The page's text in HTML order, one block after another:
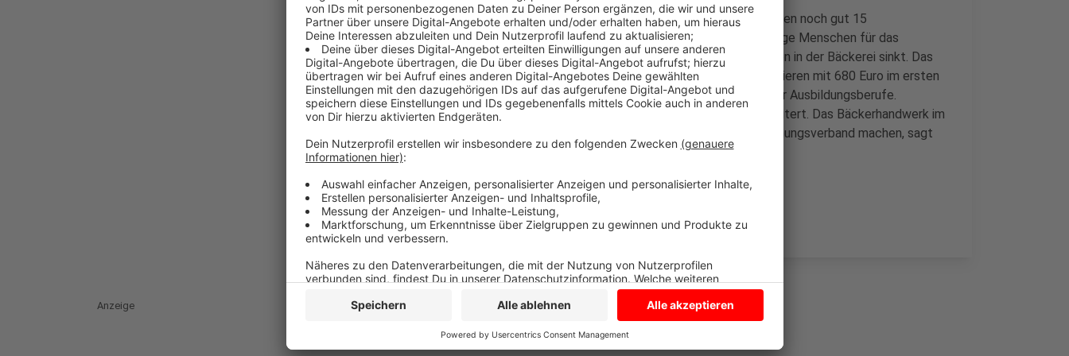
In den Bäckereien im Kreis Coesfeld arbeiteten vor knapp 10 Jahren noch gut 15
Auszubildende mehr. Die Zahlen zeigen: es ist immer schwerer junge Menschen für das
Frühaufsteher-Handwerk zu begeistern, das Interesse am Arbeiten in der Bäckerei sinkt. Das
liege auch am zu geringen Azubi-Gehalt. Azubis in Bäckereien rangieren mit 680 Euro im ersten
und nur knapp 885 Euro im zweiten Lehrjahr im unteren Drittel aller Ausbildungsberufe.
Bundesweit sind Verhandlungen über mehr Gehalt zuletzt gescheitert. Das Bäckerhandwerk im
Kreis Coesfeld müsse jetzt also selbst Druck auf den eigenen Innungsverband machen, sagt
die NGG.
Anzeige
Anzeige